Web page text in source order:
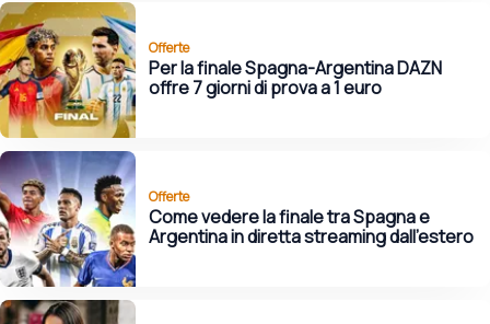
Offerte
Per la finale Spagna-Argentina DAZN
offre 7 giorni di prova a 1 euro
Offerte
Come vedere la finale tra Spagna e
Argentina in diretta streaming dall'estero